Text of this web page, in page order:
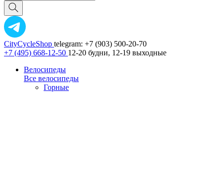
CityCycleShop telegram: +7 (903) 500-20-70
+7 (495) 668-12-50 12-20 будни, 12-19 выходные
Велосипеды
Все велосипеды
Горные